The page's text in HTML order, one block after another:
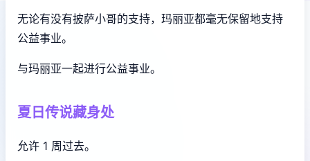
无论有没有披萨小哥的支持，玛丽亚都毫无保留地支持
公益事业。
与玛丽亚一起进行公益事业。
夏日传说藏身处
允许 1 周过去。